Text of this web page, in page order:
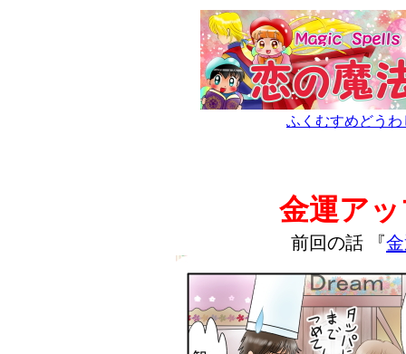
ふくむすめどうわ
金運ア
前回の話 『